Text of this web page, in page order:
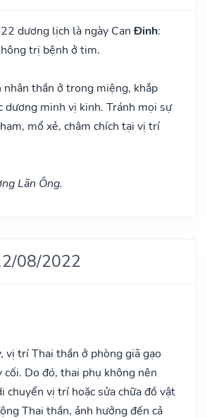
dương lịch là ngày CanĐinh:
trị bệnh ở tim.
nhân thần ở trong miệng, khắp
dương minh vị kinh. Tránh mọi sự
mổ xẻ, châm chích tại vị trí
Lãn Ông.
08/2022
vị trí Thai thần ở phòng giã gạo
cối. Do đó, thai phụ không nên
chuyển vị trí hoặc sửa chữa đồ vật
Thai thần, ảnh hưởng đến cả